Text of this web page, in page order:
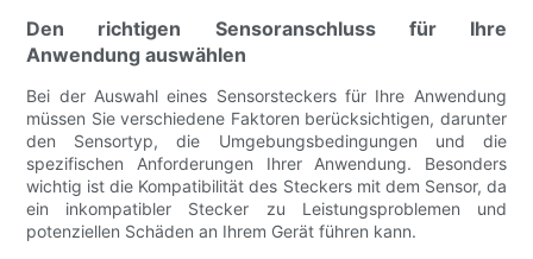
Den richtigen Sensoranschluss für Ihre
Anwendung auswählen
Bei der Auswahl eines Sensorsteckers für Ihre Anwendung
müssen Sie verschiedene Faktoren berücksichtigen, darunter
den Sensortyp, die Umgebungsbedingungen und die
spezifischen Anforderungen Ihrer Anwendung. Besonders
wichtig ist die Kompatibilität des Steckers mit dem Sensor, da
ein inkompatibler Stecker zu Leistungsproblemen und
potenziellen Schäden an Ihrem Gerät führen kann.